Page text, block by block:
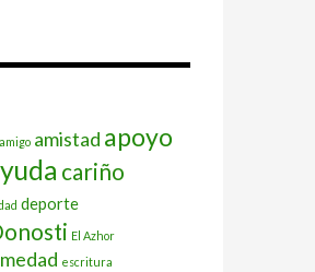
amigo amistad apoyo
cariño
deporte
El Azhor
escritura